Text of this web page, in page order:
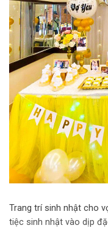
Trang trí sinh nhật cho
tiệc sinh nhật vào dịp